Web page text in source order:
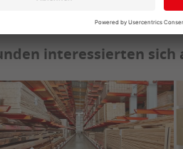
interessierten sich